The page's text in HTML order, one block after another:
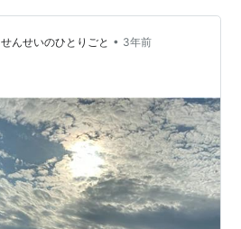
んせいのひとりごと • 3年前